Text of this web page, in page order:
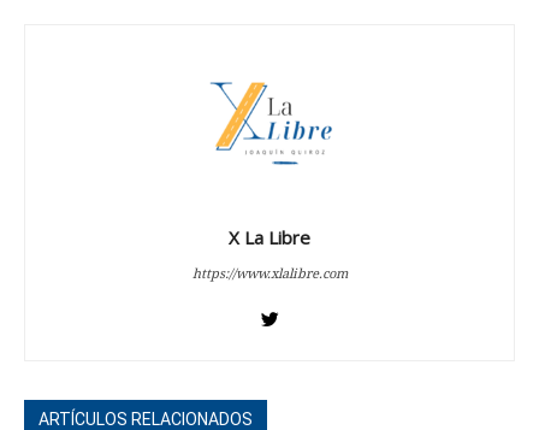
X La Libre
https://www.xlalibre.com
ARTÍCULOS RELACIONADOS